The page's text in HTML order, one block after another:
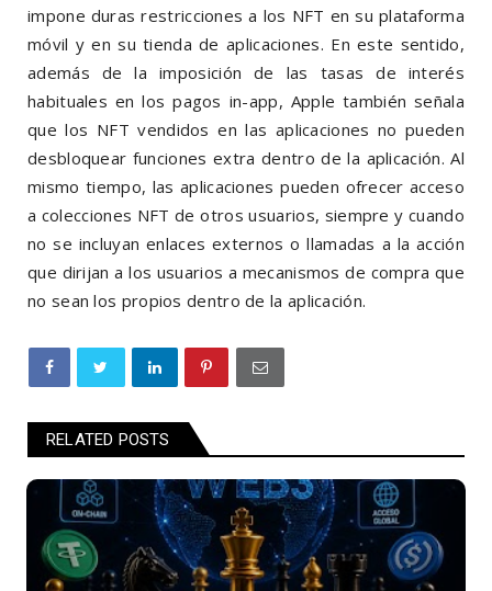
impone duras restricciones a los NFT en su plataforma
móvil y en su tienda de aplicaciones. En este sentido,
además de la imposición de las tasas de interés
habituales en los pagos in-app, Apple también señala
que los NFT vendidos en las aplicaciones no pueden
desbloquear funciones extra dentro de la aplicación.Al
mismo tiempo, las aplicaciones pueden ofrecer acceso
a colecciones NFT de otros usuarios, siempre y cuando
no se incluyan enlaces externos o llamadas a la acción
que dirijan a los usuarios a mecanismos de compra que
no sean los propios dentro de la aplicación.
RELATED POSTS